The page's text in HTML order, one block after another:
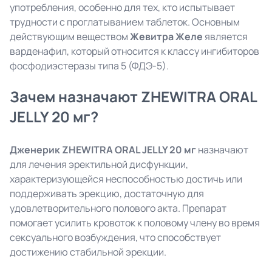
употребления, особенно для тех, кто испытывает
трудности с проглатыванием таблеток. Основным
действующим веществомЖевитра Желе является
варденафил, который относится к классу ингибиторов
фосфодиэстеразы типа 5 (ФДЭ-5).
Зачем назначают ZHEWITRA ORAL
JELLY 20 мг?
Дженерик ZHEWITRA ORAL JELLY 20 мгназначают
для лечения эректильной дисфункции,
характеризующейся неспособностью достичь или
поддерживать эрекцию, достаточную для
удовлетворительного полового акта. Препарат
помогает усилить кровоток к половому члену во время
сексуального возбуждения, что способствует
достижению стабильной эрекции.